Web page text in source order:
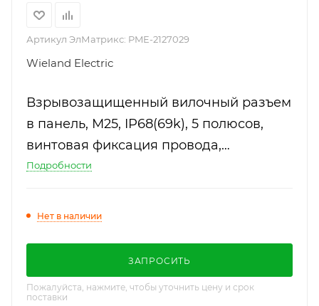
Артикул ЭлМатрикс: PME-2127029
Wieland Electric
Взрывозащищенный вилочный разъем
в панель, М25, IP68(69k), 5 полюсов,
винтовая фиксация провода,
номинальные характеристики:
Classic
Подробности
Нет в наличии
ЗАПРОСИТЬ
Пожалуйста, нажмите, чтобы уточнить цену и срок
поставки